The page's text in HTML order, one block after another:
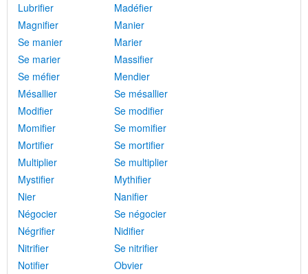
Lubrifier
Madéfier
Magnifier
Manier
Se manier
Marier
Se marier
Massifier
Se méfier
Mendier
Mésallier
Se mésallier
Modifier
Se modifier
Momifier
Se momifier
Mortifier
Se mortifier
Multiplier
Se multiplier
Mystifier
Mythifier
Nier
Nanifier
Négocier
Se négocier
Négrifier
Nidifier
Nitrifier
Se nitrifier
Notifier
Obvier